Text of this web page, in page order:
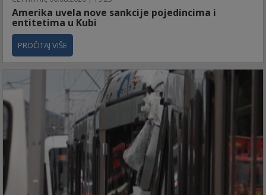
Amerika uvela nove sankcije pojedincima i
entitetima u Kubi
PROČITAJ VIŠE